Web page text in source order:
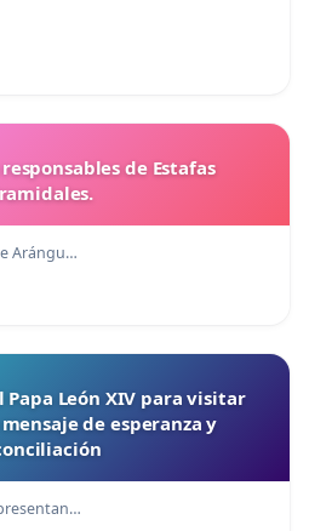
de Estafas
Arángu…
León XIV para visitar
de esperanza y